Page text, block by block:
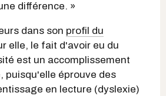
différence. »
dans son profil du
elle, le fait d'avoir eu du
est un accomplissement
puisqu'elle éprouve des
en lecture (dyslexie)